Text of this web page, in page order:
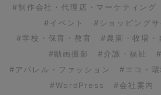
#制作会社・代理店・マーケティング
#イベント
#ショッピングサ
#学校・保育・教育
#農園・牧場・
#動画撮影
#介護・福祉
#アパレル・ファッション
#エコ・環
#WordPress
#会社案内